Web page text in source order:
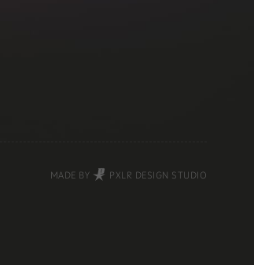
MADE BY PXLR DESIGN STUDIO